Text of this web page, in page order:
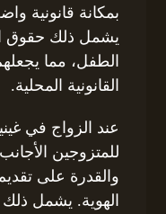
بمكانة قانونية
يشمل ذلك حقوق
الطفل، مما
القانونية المحلية.
عند الزواج في
للمتزوجين
والقدرة على
الهوية. يشمل